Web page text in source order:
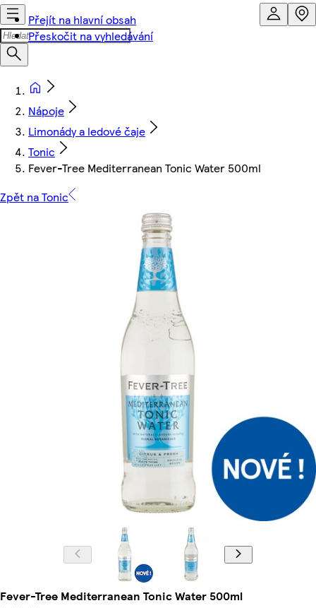
Přejít na hlavní obsah
Přeskočit na vyhledávání
Nápoje
Limonády a ledové čaje
Tonic
Fever-Tree Mediterranean Tonic Water 500ml
Zpět na Tonic
Fever-Tree Mediterranean Tonic Water 500ml